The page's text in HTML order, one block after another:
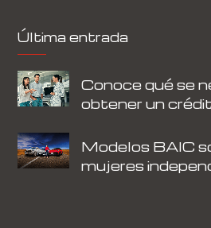
Última entrada
Conoce qué se
obtener un
Modelos BAIC
mujeres